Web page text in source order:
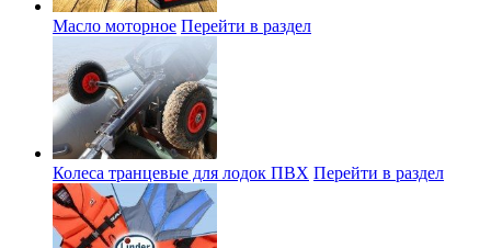
Масло моторное Перейти в раздел
Колеса транцевые для лодок ПВХ Перейти в раздел